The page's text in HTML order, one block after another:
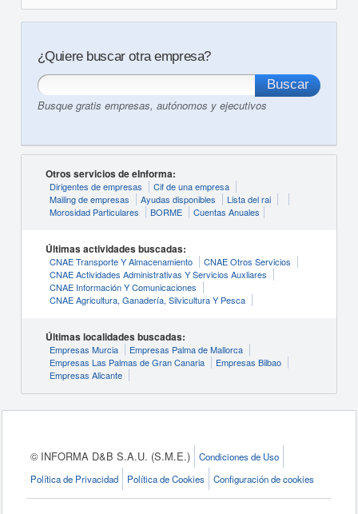
¿Quiere buscar otra empresa?
Busque gratis empresas, autónomos y ejecutivos
Otros servicios de eInforma:
Dirigentes de empresas
Cif de una empresa
Mailing de empresas
Ayudas disponibles
Lista del rai
Morosidad Particulares
BORME Cuentas Anuales
Últimas actividades buscadas:
CNAE Transporte Y Almacenamiento
CNAE Otros Servicios
CNAE Actividades Administrativas Y Servicios Auxliares
CNAE Información Y Comunicaciones
CNAE Agricultura, Ganadería, Silvicultura Y Pesca
Últimas localidades buscadas:
Empresas Murcia
Empresas Palma de Mallorca
Empresas Las Palmas de Gran Canaria
Empresas Bilbao
Empresas Alicante
© INFORMA D&B S.A.U. (S.M.E.)
Condiciones de Uso
Política de Privacidad
Política de Cookies Configuración de cookies